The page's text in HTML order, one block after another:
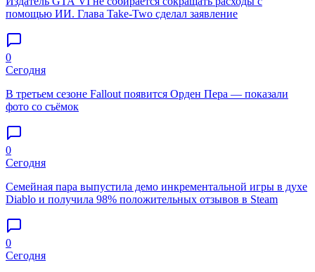
помощью ИИ. Глава Take-Two сделал заявление
0
Сегодня
В третьем сезоне Fallout появится Орден Пера — показали
фото со съёмок
0
Сегодня
Семейная пара выпустила демо инкрементальной игры в духе
Diablo и получила 98% положительных отзывов в Steam
0
Сегодня